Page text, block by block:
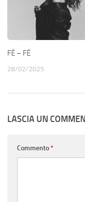
FÉ – FÉ
28/02/2025
LASCIA UN
Commento*